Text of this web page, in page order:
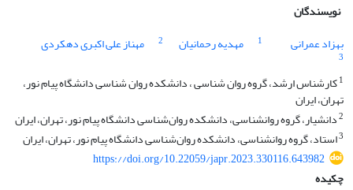
نویسندگان
بهزاد عمرانی
1 مهدیه رحمانیان 2 مهناز علی اکبری دهکردی
3
1کارشناس ارشد، گروه روان شناسی ، دانشکده روا‌ن‌ شناسی دانشگاه پیام نور،
تهران، ایران
2دانشیار، گروه روانشناسی، دانشکده روا‌ن‌شناسی دانشگاه پیام نور، تهران، ایران
3استاد، گروه روانشناسی، دانشکده روا‌ن‌شناسی دانشگاه پیام نور، تهران، ایران
https://doi.org/10.22059/japr.2023.330116.643982
چکیده